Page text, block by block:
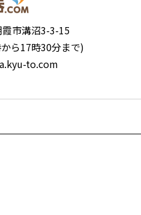
市溝沼3-3-15
ら17時30分まで)
to.com